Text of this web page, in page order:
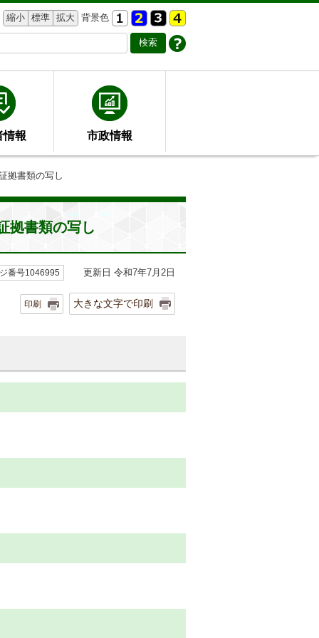
縮小 標準 拡大 背景色
情報 市政情報
拠書類の写し
拠書類の写し
番号1046995 更新日 令和7年7月2日
印刷 大きな文字で印刷